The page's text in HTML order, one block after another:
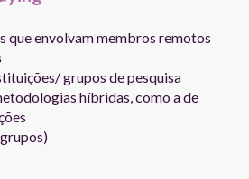
que envolvam membros remotos
grupos de pesquisa
híbridas, como a de